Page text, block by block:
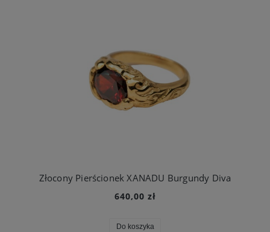
Złocony Pierścionek XANADU Burgundy Diva
640,00 zł
Do koszyka